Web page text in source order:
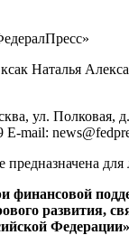
Наталья
ул. Полковая,
E-mail:
для
финансовой
развития,
Федерации»